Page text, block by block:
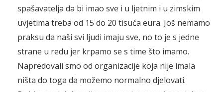
spašavatelja da bi imao sve i u ljetnim i u zimskim
uvjetima treba od 15 do 20 tisuća eura. Još nemamo
praksu da naši svi ljudi imaju sve, no to je s jedne
strane u redu jer krpamo se s time što imamo.
Napredovali smo od organizacije koja nije imala
ništa do toga da možemo normalno djelovati.